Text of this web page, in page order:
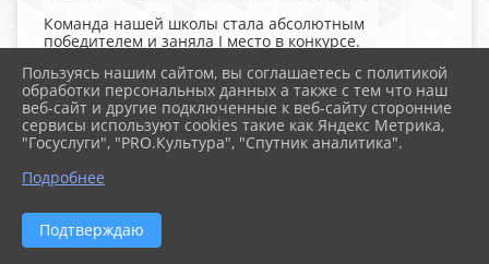
Команда нашей школы стала абсолютным
победителем и заняла I место в конкурсе.
Поздравляем ребят и всех педагогов школы,
принявших активное участие в организации и
проведении мероприятия!
Пользуясь нашим сайтом, вы соглашаетесь с политикой
обработки персональных данных а также с тем что наш
веб-сайт и другие подключенные к веб-сайту сторонние
сервисы используют cookies такие как Яндекс Метрика,
"Госуслуги", "PRO.Культура", "Спутник аналитика".
Подробнее
Подтверждаю